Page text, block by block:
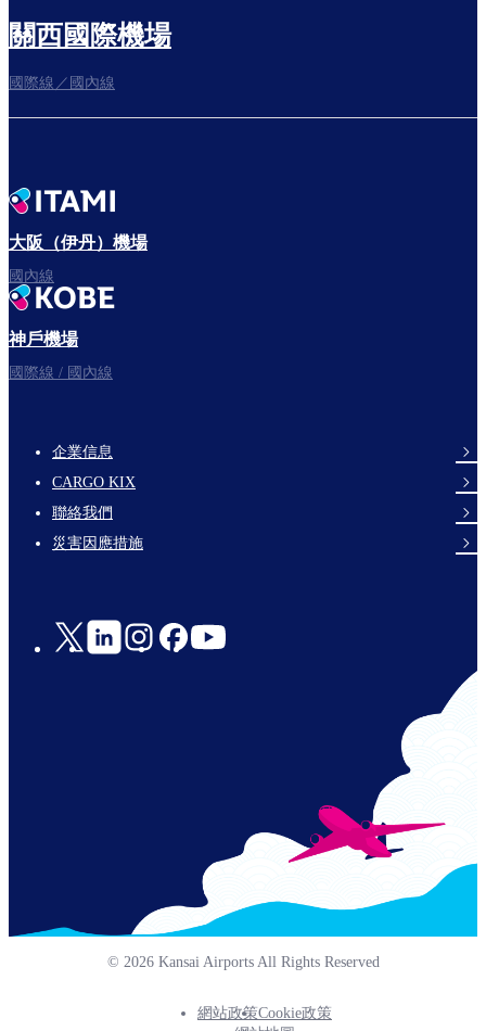
出發啦！
祝您旅途愉快。
關西國際機場
國際線／國內線
大阪（伊丹）機場
國內線
神戶機場
國際線 / 國內線
footer-
links-
en-
企業信息
CARGO KIX
聯絡我們
災害因應措施
Social
© 2026 Kansai Airports All Rights Reserved
Footer
網站政策Cookie政策